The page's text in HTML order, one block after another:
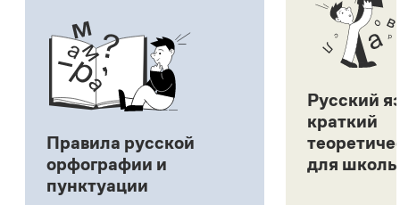
Правила русской
орфографии и
пунктуации
Русский
краткий
для